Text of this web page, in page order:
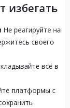
избегать
Не реагируйте на
своего
всё в
платформы с